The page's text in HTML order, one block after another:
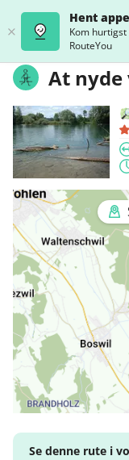
Hent
Kom
RouteYou
At nyde
Se denne rute i